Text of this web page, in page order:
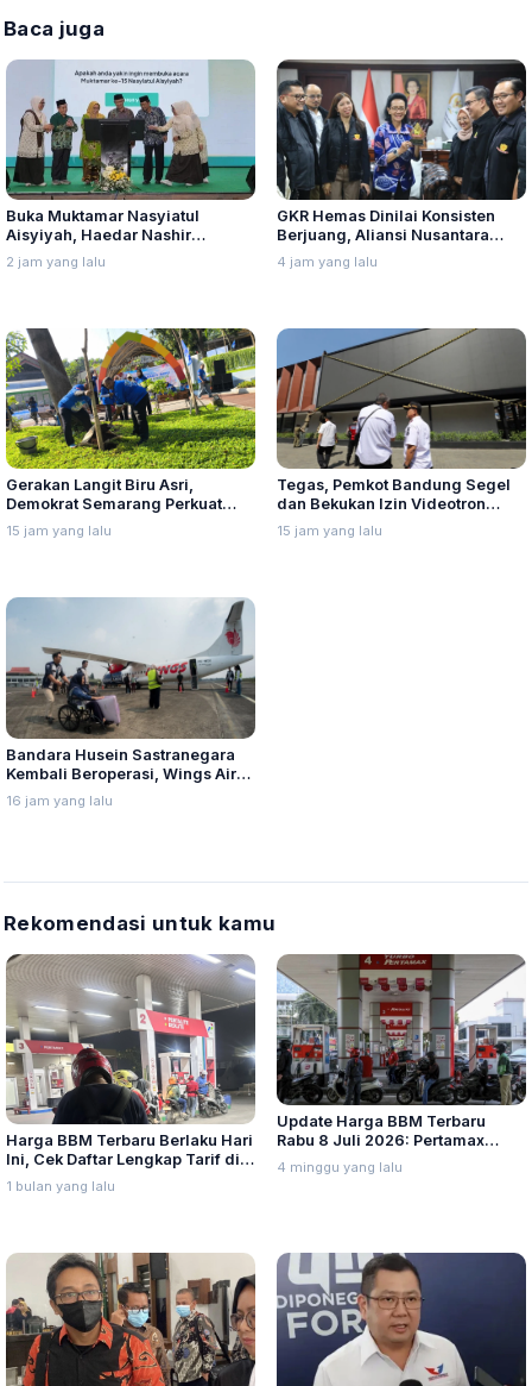
Baca juga
Buka Muktamar Nasyiatul
Aisyiyah, Haedar Nashir
Ingatkan Berorganisasi Untuk
Perjuangkan Nilai, Bukan
2 jam yang lalu
GKR Hemas Dinilai Konsisten
Berjuang, Aliansi Nusantara
Berikan Penghargaan Sebagai
Perempuan Pejuang Otonomi
4 jam yang lalu
Gerakan Langit Biru Asri,
Demokrat Semarang Perkuat
Soliditas Menuju Pemilu 2029
15 jam yang lalu
Tegas, Pemkot Bandung Segel
dan Bekukan Izin Videotron
Gegara Tebang Pohon untuk
Tingkatkan Visibilitas
15 jam yang lalu
Bandara Husein Sastranegara
Kembali Beroperasi, Wings Air
Buka Rute Penerbangan
Bandung-Palembang
16 jam yang lalu
Rekomendasi untuk kamu
Harga BBM Terbaru Berlaku Hari
Ini, Cek Daftar Lengkap Tarif di
Seluruh Indonesia
1 bulan yang lalu
Update Harga BBM Terbaru
Rabu 8 Juli 2026: Pertamax
Turbo, Dexlite, dan Pertamina
Dex Turun
4 minggu yang lalu